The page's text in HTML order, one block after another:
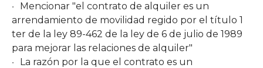
Mencionar "el contrato de alquiler es un
arrendamiento de movilidad regido por el título 1
ter de la ley 89-462 de la ley de 6 de julio de 1989
para mejorar las relaciones de alquiler"
La razón por la que el contrato es un